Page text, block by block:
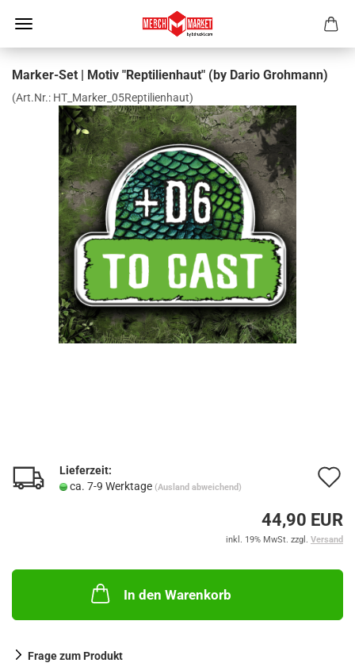
Marker-Set | Motiv "Reptilienhaut" (by Dario Grohmann)
(Art.Nr.: HT_Marker_05Reptilienhaut)
Lieferzeit:
ca. 7-9 Werktage (Ausland abweichend)
44,90 EUR
inkl. 19% MwSt. zzgl. Versand
In den Warenkorb
Frage zum Produkt